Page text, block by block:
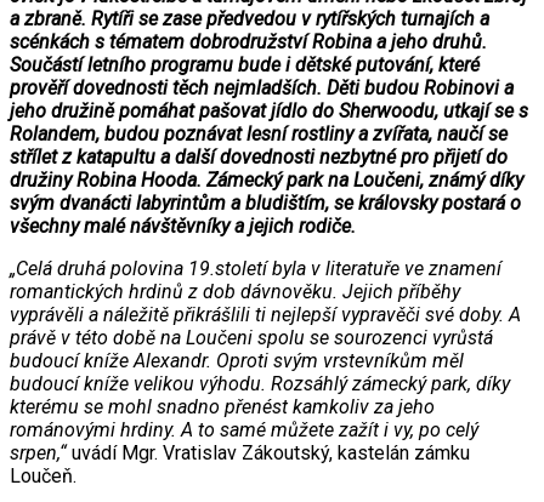
a zbraně. Rytíři se zase předvedou v rytířských turnajích a
scénkách s tématem dobrodružství Robina a jeho druhů.
Součástí letního programu bude i dětské putování, které
prověří dovednosti těch nejmladších. Děti budou Robinovi a
jeho družině pomáhat pašovat jídlo do Sherwoodu, utkají se s
Rolandem, budou poznávat lesní rostliny a zvířata, naučí se
střílet z katapultu a další dovednosti nezbytné pro přijetí do
družiny Robina Hooda. Zámecký park na Loučeni, známý díky
svým dvanácti labyrintům a bludištím, se královsky postará o
všechny malé návštěvníky a jejich rodiče.
„Celá druhá polovina 19.století byla v literatuře ve znamení
romantických hrdinů z dob dávnověku. Jejich příběhy
vyprávěli a náležitě přikrášlili ti nejlepší vypravěči své doby. A
právě v této době na Loučeni spolu se sourozenci vyrůstá
budoucí kníže Alexandr. Oproti svým vrstevníkům měl
budoucí kníže velikou výhodu. Rozsáhlý zámecký park, díky
kterému se mohl snadno přenést kamkoliv za jeho
románovými hrdiny. A to samé můžete zažít i vy, po celý
srpen,“uvádí Mgr. Vratislav Zákoutský, kastelán zámku
Loučeň.